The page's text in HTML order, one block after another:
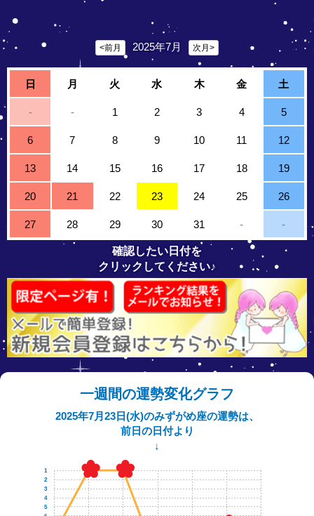
<前月 2025年7月 次月>
日 月 火 水 木 金 土
- - 1 2 3 4 5
6 7 8 9 10 11 12
13 14 15 16 17 18 19
20 21 22 23 24 25 26
27 28 29 30 31 - -
確認したい日付を
クリックしてください♪
一週間の運勢変化グラフ
2025年7月23日(水)のみずがめ座の運勢は、
前日の日付より
↓
5
4
3
2
1